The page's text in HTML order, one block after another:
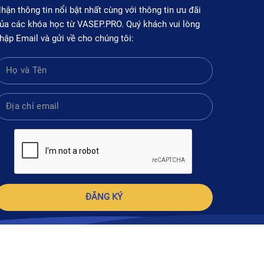
thông tin nổi bật nhất cùng với thông tin ưu đãi
các khóa học từ VASEP.PRO. Quý khách vui lòng
Email và gửi về cho chúng tôi:
ĐĂNG KÝ